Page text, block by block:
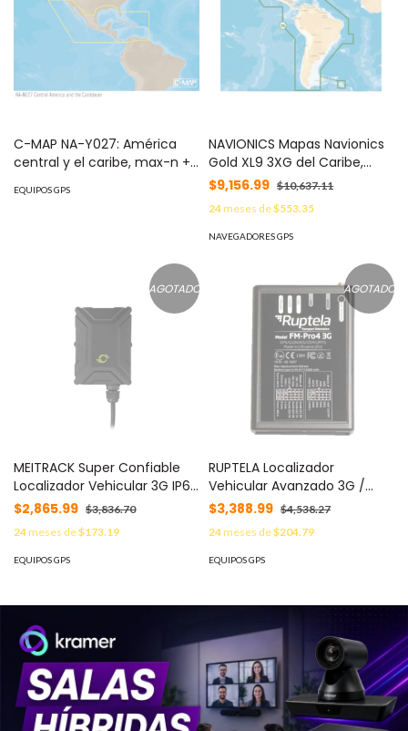
C-MAP NA-Y027: América
central y el caribe, max-n +:
EQUIPOS GPS
NAVIONICS Mapas Navionics
Gold XL9 3XG del Caribe,
Centro y Sudamérica 000-
$9,156.99 $10,637.11
24meses de$553.35
NAVEGADORES GPS
AGOTADO
MEITRACK Super Confiable
Localizador Vehicular 3G IP67
de Fácil y Rápida
Programación. MOD: T366G
$2,865.99 $3,836.70
24meses de$173.19
EQUIPOS GPS
AGOTADO
RUPTELA Localizador
Vehicular Avanzado 3G /
Vehiculos Pesados / Lectura
de Puerto CANbus / Sensores
de combustible / RFID / Anti
Jammer MOD: PRO43G
$3,388.99 $4,538.27
24meses de$204.79
EQUIPOS GPS